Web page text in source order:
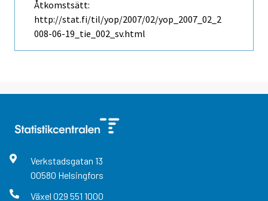
Åtkomstsätt:
http://stat.fi/til/yop/2007/02/yop_2007_02_2
008-06-19_tie_002_sv.html
Verkstadsgatan 13
00580 Helsingfors
Växel 029 551 1000